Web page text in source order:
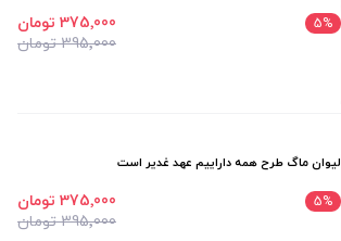
5%
395٬000 تومان
375٬000 تومان
لیوان ماگ طرح همه داراییم عهد غدیر است
5%
395٬000 تومان
375٬000 تومان